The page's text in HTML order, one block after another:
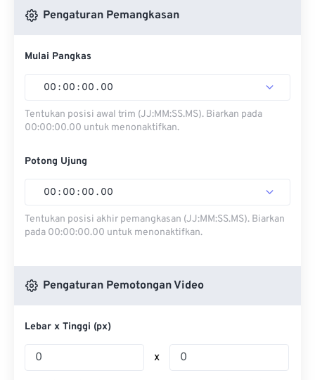
Pengaturan Pemangkasan
Mulai Pangkas
00 : 00 : 00 . 00
Tentukan posisi awal trim (JJ:MM:SS.MS). Biarkan pada
00:00:00.00 untuk menonaktifkan.
Potong Ujung
00 : 00 : 00 . 00
Tentukan posisi akhir pemangkasan (JJ:MM:SS.MS). Biarkan
pada 00:00:00.00 untuk menonaktifkan.
Pengaturan Pemotongan Video
Lebar x Tinggi (px)
x